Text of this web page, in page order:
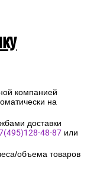
компанией
на
доставки
48-87 или
объема товаров